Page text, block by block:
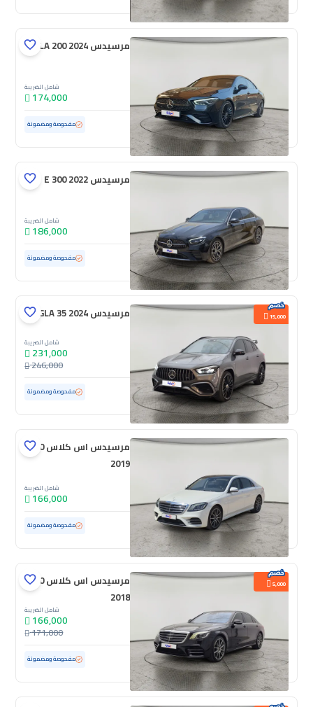
مرسيدس CLA 200 2024
شامل الضريبة
174,000
مستعملة 64,866 كم مفحوصة ومضمونة
مرسيدس E 300 2022
شامل الضريبة
186,000
مستعملة 111,909 كم مفحوصة ومضمونة
15,000 مرسيدس GLA 35 2024
شامل الضريبة
231,000
246,000
مستعملة 26,140 كم ممشى قليل مفحوصة ومضمونة
مرسيدس اس كلاس 450
2019
شامل الضريبة
166,000
مستعملة 71,894 كم ممشى قليل مفحوصة ومضمونة
5,000
مرسيدس اس كلاس 450
2018
شامل الضريبة
166,000
171,000
مستعملة 192,773 كم مفحوصة ومضمونة